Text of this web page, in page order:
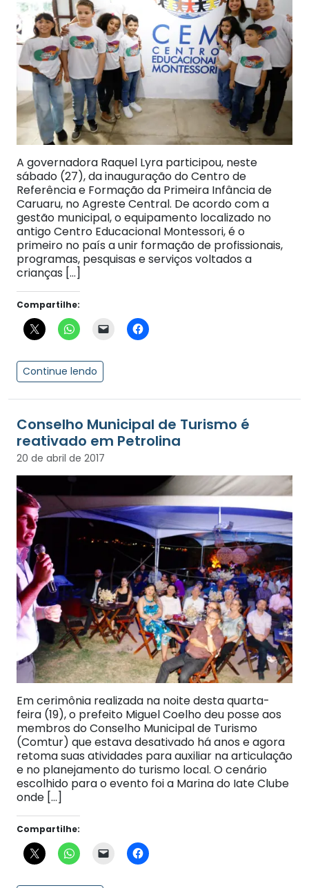
A governadora Raquel Lyra participou, neste
sábado (27), da inauguração do Centro de
Referência e Formação da Primeira Infância de
Caruaru, no Agreste Central. De acordo com a
gestão municipal, o equipamento localizado no
antigo Centro Educacional Montessori, é o
primeiro no país a unir formação de profissionais,
programas, pesquisas e serviços voltados a
crianças […]
Compartilhe:
Continue lendo
Conselho Municipal de Turismo é
reativado em Petrolina
20 de abril de 2017
Em cerimônia realizada na noite desta quarta-
feira (19), o prefeito Miguel Coelho deu posse aos
membros do Conselho Municipal de Turismo
(Comtur) que estava desativado há anos e agora
retoma suas atividades para auxiliar na articulação
e no planejamento do turismo local. O cenário
escolhido para o evento foi a Marina do Iate Clube
onde […]
Compartilhe: